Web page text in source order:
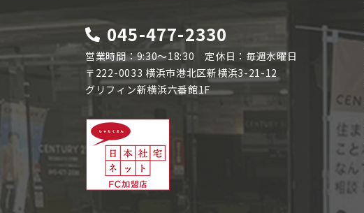
045-477-2330
営業時間：9:30～18:30 定休日：毎週水曜日
〒222-0033 横浜市港北区新横浜3-21-12
グリフィン新横浜六番館1F